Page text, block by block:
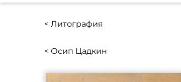
< Литография
< Осип Цадкин